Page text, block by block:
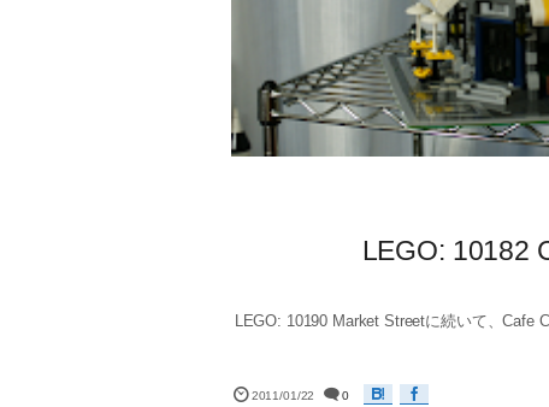
LEGO: 10182
LEGO: 10190 Market Streetに続いて、Cafe
2011/01/22 0